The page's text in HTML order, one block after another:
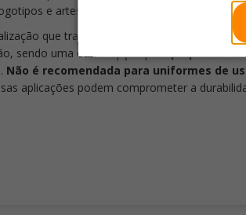
e artes em uma ou mais cores.
que transfere a arte para o tecido
sendo uma ótima opção parapequenas
Não é recomendada para uniformes de
aplicações podem comprometer a